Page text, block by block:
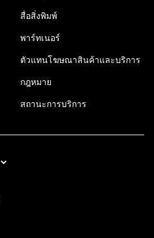
สื่อสิ่งพิมพ์
พาร์ทเนอร์
ตัวแทนโฆษณาสินค้าและบริการ
กฎหมาย
สถานะการบริการ